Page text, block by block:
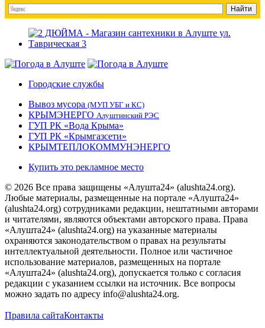
Городские службы
Вывоз мусора (МУП УБГ и КС)
КРЫМЭНЕРГО Алуштинский РЭС
ГУП РК «Вода Крыма»
ГУП РК «Крымгазсети»
КРЫМТЕПЛОКОММУНЭНЕРГО
Купить это рекламное место
© 2026 Все права защищены «Алушта24» (alushta24.org).
Любые материалы, размещенные на портале «Алушта24»
(alushta24.org) сотрудниками редакции, нештатными авторами
и читателями, являются объектами авторского права. Права
«Алушта24» (alushta24.org) на указанные материалы
охраняются законодательством о правах на результаты
интеллектуальной деятельности. Полное или частичное
использование материалов, размещенных на портале
«Алушта24» (alushta24.org), допускается только с согласия
редакции с указанием ссылки на источник. Все вопросы
можно задать по адресу info@alushta24.org.
Правила сайтаКонтакты